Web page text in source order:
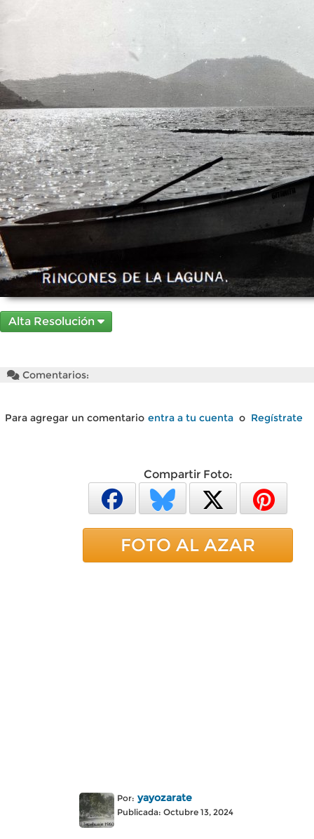
Alta Resolución
Comentarios:
Para agregar un comentario entra a tu cuenta o Regístrate
Compartir Foto:
FOTO AL AZAR
Por: yayozarate
Publicada: Octubre 13, 2024